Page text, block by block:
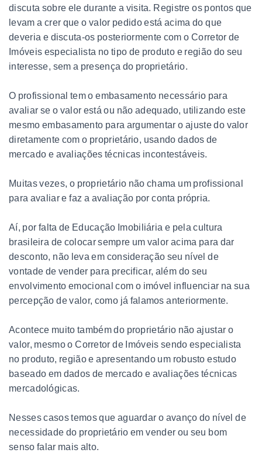
discuta sobre ele durante a visita. Registre os pontos que
levam a crer que o valor pedido está acima do que
deveria e discuta-os posteriormente com o Corretor de
Imóveis especialista no tipo de produto e região do seu
interesse, sem a presença do proprietário.
O profissional tem o embasamento necessário para
avaliar se o valor está ou não adequado, utilizando este
mesmo embasamento para argumentar o ajuste do valor
diretamente com o proprietário, usando dados de
mercado e avaliações técnicas incontestáveis.
Muitas vezes, o proprietário não chama um profissional
para avaliar e faz a avaliação por conta própria.
Aí, por falta de Educação Imobiliária e pela cultura
brasileira de colocar sempre um valor acima para dar
desconto, não leva em consideração seu nível de
vontade de vender para precificar, além do seu
envolvimento emocional com o imóvel influenciar na sua
percepção de valor, como já falamos anteriormente.
Acontece muito também do proprietário não ajustar o
valor, mesmo o Corretor de Imóveis sendo especialista
no produto, região e apresentando um robusto estudo
baseado em dados de mercado e avaliações técnicas
mercadológicas.
Nesses casos temos que aguardar o avanço do nível de
necessidade do proprietário em vender ou seu bom
senso falar mais alto.